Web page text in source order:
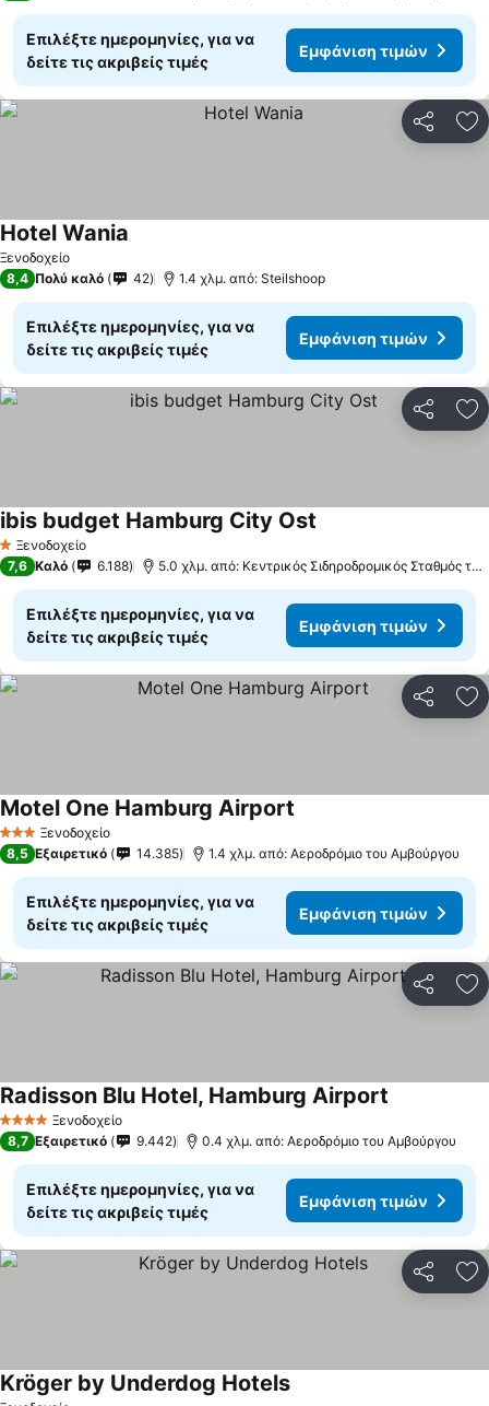
Επιλέξτε ημερομηνίες, για να
δείτε τις ακριβείς τιμές
Εμφάνιση τιμών
Ξενοδοχείο
Hotel Wania
8,4 Πολύ καλό 42 1.4 χλμ. από: Steilshoop
Επιλέξτε ημερομηνίες, για να
δείτε τις ακριβείς τιμές
Εμφάνιση τιμών
1 Αστέρια
Ξενοδοχείο
ibis budget Hamburg City Ost
7,6 Καλό 6.188 5.0 χλμ. από: Κεντρικός Σιδηροδρομικός Σταθμός
Επιλέξτε ημερομηνίες, για να
δείτε τις ακριβείς τιμές
Εμφάνιση τιμών
3 ΑστέριαΞενοδοχείο
Motel One Hamburg Airport
8,5 Εξαιρετικό 14.385 1.4 χλμ. από: Αεροδρόμιο του Αμβούργου
Επιλέξτε ημερομηνίες, για να
δείτε τις ακριβείς τιμές
Εμφάνιση τιμών
4 ΑστέριαΞενοδοχείο
Radisson Blu Hotel, Hamburg Airport
8,7 Εξαιρετικό 9.442 0.4 χλμ. από: Αεροδρόμιο του Αμβούργου
Επιλέξτε ημερομηνίες, για να
δείτε τις ακριβείς τιμές
Εμφάνιση τιμών
Kröger by Underdog HotelsΕμφάνιση τιμών